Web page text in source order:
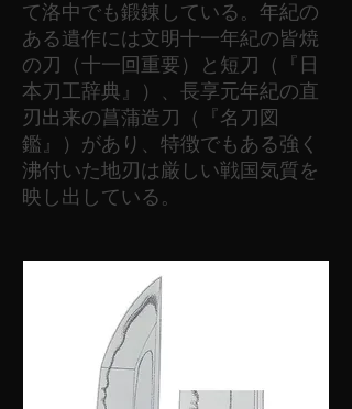
て洛中でも鍛錬している。年紀の
ある遺作には文明十一年紀の皆焼
の刀（十一回重要）と短刀（『日
本刀工辞典』）、長享元年紀の直
刃出来の菖蒲造刀（『名刀図
鑑』）があり、特徴でもある強く
沸付いた地刃は厳しい戦国気質を
映し出している。